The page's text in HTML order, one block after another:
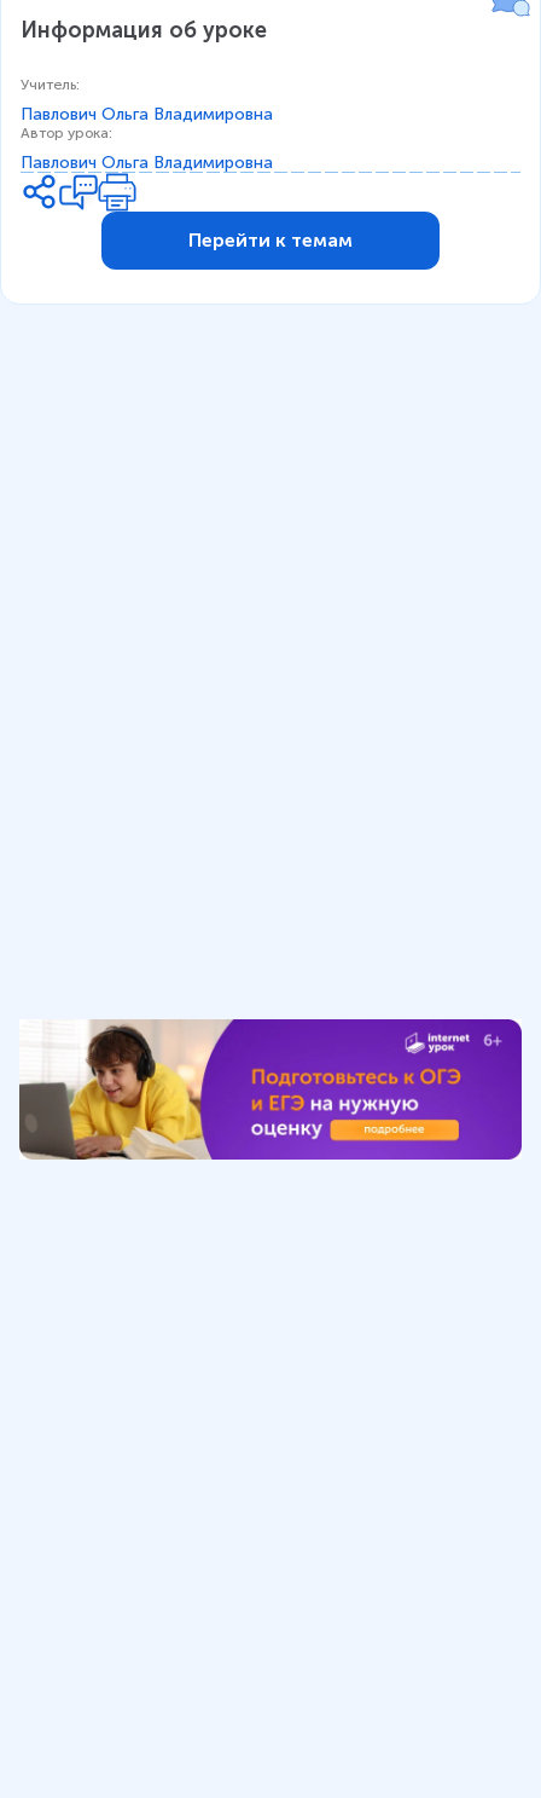
Информация об уроке
Учитель:
Павлович Ольга Владимировна
Автор урока:
Павлович Ольга Владимировна
Перейти к темам